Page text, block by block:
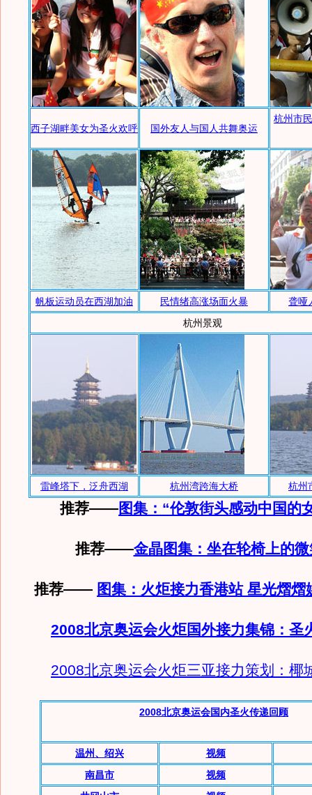
西子湖畔美女为圣火欢呼 国外友人与国人共舞奥运
杭州市
帆板运动员在西湖加油 民情绪高涨场面火暴
聋哑
杭州景观
雷峰塔下，泛舟西湖 杭州湾跨海大桥 杭州
推荐——图集：“伦敦街头感动中国的
推荐——金晶图集：坐在轮椅上的
推荐—— 图集：火炬接力香港站 星光熠熠
2008北京奥运会火炬国外接力集锦：圣
2008北京奥运会火炬三亚接力策划：椰
2008北京奥运会国内圣火传递回顾
温州、绍兴
视频
南昌市
视频